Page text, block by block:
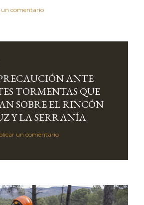
comentario
ANTE
TORMENTAS QUE
SOBRE EL RINCÓN
Y LA SERRANÍA
un comentario